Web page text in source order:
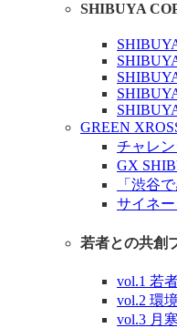
SHIBUYA
GREEN
チャレ
GX
「渋谷
サイネ
若者との共創
vol.1 若
vol.2 環
vol.3 月